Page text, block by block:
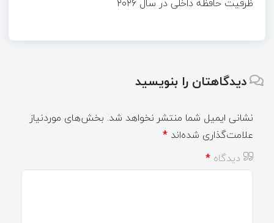
دیدگاهتان را بنویسید
نشانی ایمیل شما منتشر نخواهد شد. بخش‌های موردنیاز
علامت‌گذاری شده‌اند *
دیدگاه *